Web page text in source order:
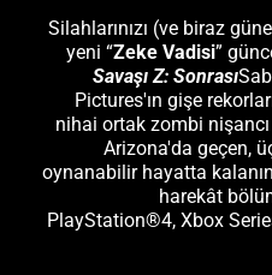
Silahlarınızı (ve biraz
yeni “Zeke Vadisi”
Savaşı Z: Sonrası
Pictures'ın gişe
nihai ortak zombi
Arizona'da geçen,
oynanabilir hayatta
harekât
PlayStation®4, Xbox